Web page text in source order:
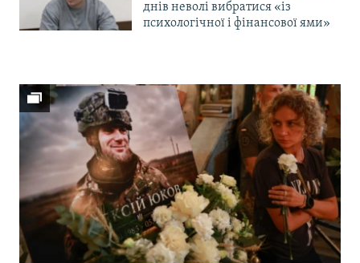
днів неволі вибратися «із
психологічної і фінансової ями»